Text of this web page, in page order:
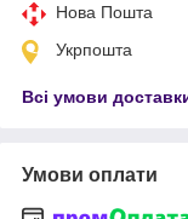
Нова Пошта
Укрпошта
Всі умови
Умови оплати